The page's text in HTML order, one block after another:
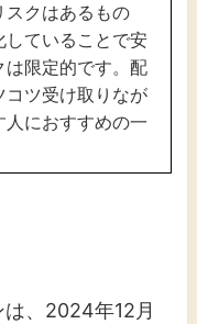
スクはあるもの
していることで安
は限定的です。配
コツ受け取りなが
人におすすめの一
、2024年12月